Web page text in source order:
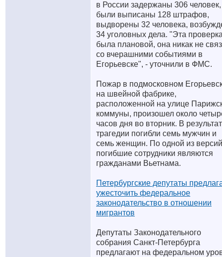
в России задержаны 306 человек,
были выписаны 128 штрафов,
выдворены 32 человека,
34 уголовных дела. "Эта
была плановой, она никак не
со вчерашними событиями в
Егорьевске", - уточнили в ФМС.
Пожар в подмосковном
на швейной фабрике,
расположенной на улице
коммуны, произошел около
часов дня во вторник. В
трагедии погибли семь мужчин и
семь женщин. По одной из
погибшие сотрудники являются
гражданами Вьетнама.
Петербургские депутаты
ужесточить федеральное
законодательство в отношении
мигрантов
Депутаты Законодательного
собрания Санкт-Петербурга
предлагают на федеральном